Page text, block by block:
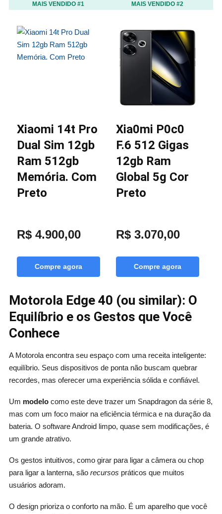
MAIS VENDIDO #1
Xiaomi 14t Pro
Dual Sim 12gb
Ram 512gb
Memória. Com
Preto
R$ 4.900,00
Compre agora
MAIS VENDIDO #2
Xia0mi P0c0
F.6 512 Gigas
12gb Ram
Global 5g Cor
Preto
R$ 3.070,00
Compre agora
Motorola Edge 40 (ou similar): O
Equilíbrio e os Gestos que Você
Conhece
A Motorola encontra seu espaço com uma receita inteligente:
equilíbrio. Seus dispositivos de ponta não buscam quebrar
recordes, mas oferecer uma experiência sólida e confiável.
Um modelocomo este deve trazer um Snapdragon da série 8,
mas com um foco maior na eficiência térmica e na duração da
bateria. O software Android limpo, quase sem modificações, é
um grande atrativo.
Os gestos intuitivos, como girar para ligar a câmera ou chop
para ligar a lanterna, são recursos práticos que muitos
usuários adoram.
O design prioriza o conforto na mão. É um aparelho que você